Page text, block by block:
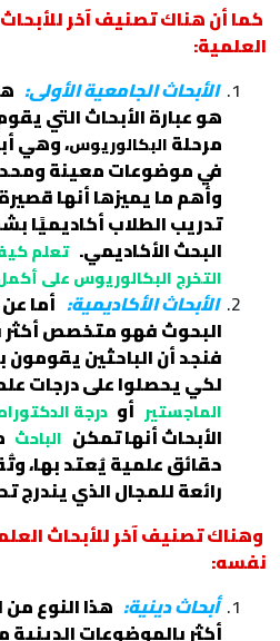
كما أن هناك تصنيف آخر
العلمية:
الأبحاث الجامعية الأولى:
هو عبارة الأبحاث التي
مرحلةالبكالوريوس، وهي
في موضوعات معينة
وأهم ما يميزها أنها
تدريب الطلاب أكاديميًا
البحث الأكاديمي. تعلم
التخرج البكالوريوس على
الأبحاث الأكاديمية: أما
البحوث فهو متخصص
فنجد أن الباحثين يقومون
لكي يحصلوا على درجات
الماجستير أو درجة
الأبحاث أنها تمكن الباحث
حقائق علمية يُعتد بها،
رائعة للمجال الذي يندرج
وهناك تصنيف آخر للأبحاث
نفسه:
أبحاث دينية: هذا النوع
أكثر بالموضوعات الدينية